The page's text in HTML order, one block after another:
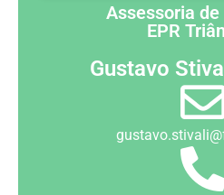
Assessoria
EPR
Gustavo